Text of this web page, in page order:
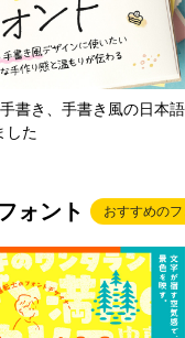
書き、手書き風の日本語
した
ォント おすすめの